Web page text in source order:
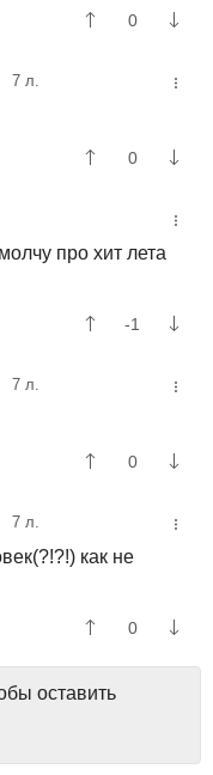
0
7 л.
0
про хит лета
-1
7 л.
0
7 л.
как не
0
оставить